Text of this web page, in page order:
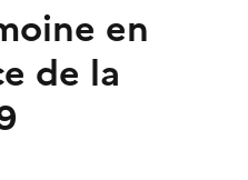
en
de la